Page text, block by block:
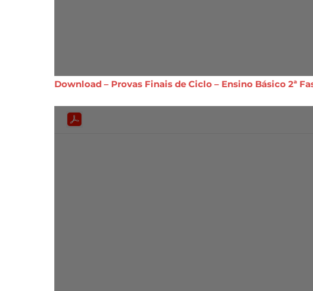
Download – Provas Finais de Ciclo – Ensino Básico 2ª